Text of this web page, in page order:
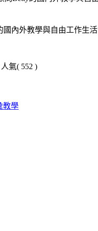
國內外教學與自由工作生活
人氣( 552 )
教學